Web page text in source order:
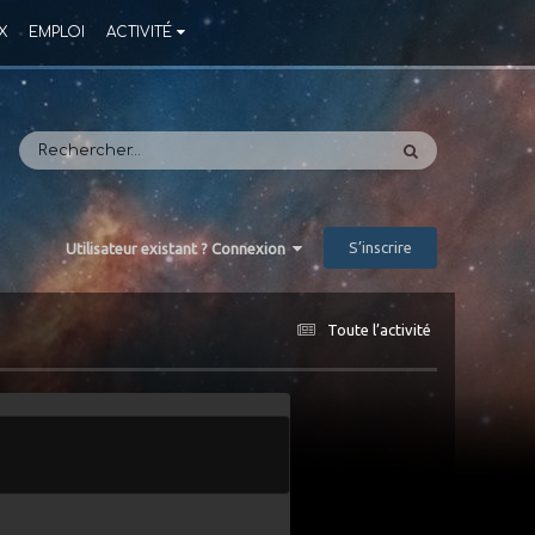
EMPLOI ACTIVITÉ
Utilisateur existant ? Connexion S’inscrire
Toute l’activité